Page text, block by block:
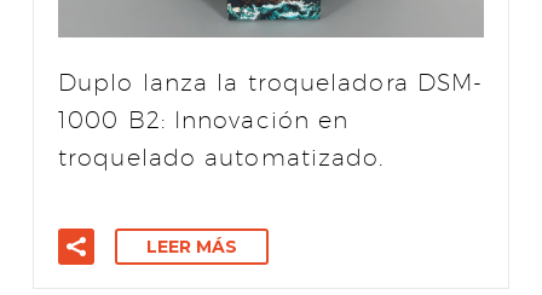
Duplo lanza la troqueladora DSM-
1000 B2: Innovación en
troquelado automatizado.
LEER MÁS